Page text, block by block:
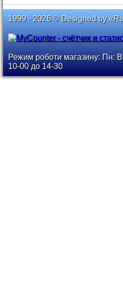
1999 - 2026 © Designed by
Режим роботи магазину: Пн:
10-00 до 14-30